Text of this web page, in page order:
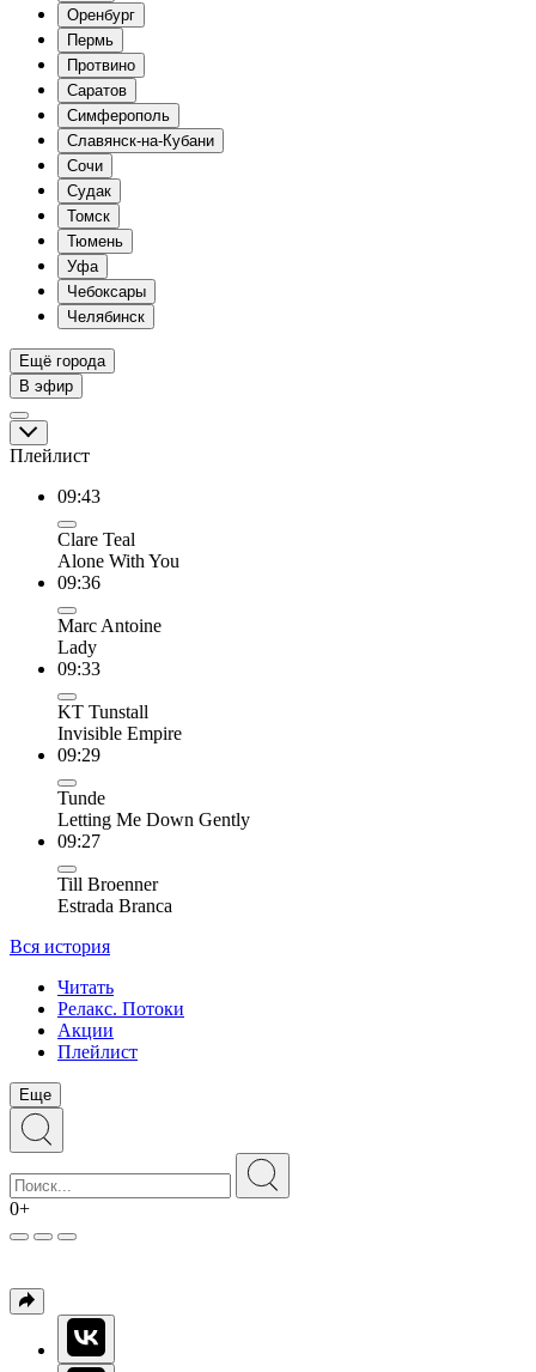
Оренбург
Пермь
Протвино
Саратов
Симферополь
Славянск-на-Кубани
Сочи
Судак
Томск
Тюмень
Уфа
Чебоксары
Челябинск
Ещё города
В эфир
Плейлист
09:43
Clare Teal
Alone With You
09:36
Marc Antoine
Lady
09:33
KT Tunstall
Invisible Empire
09:29
Tunde
Letting Me Down Gently
09:27
Till Broenner
Estrada Branca
Вся история
Читать
Релакс. Потоки
Акции
Плейлист
Еще
0+